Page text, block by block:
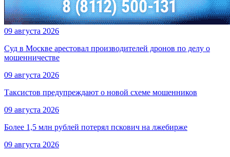
09 августа 2026
Суд в Москве арестовал производителей дронов по делу о
мошенничестве
09 августа 2026
Таксистов предупреждают о новой схеме мошенников
09 августа 2026
Более 1,5 млн рублей потерял пскович на лжебирже
09 августа 2026